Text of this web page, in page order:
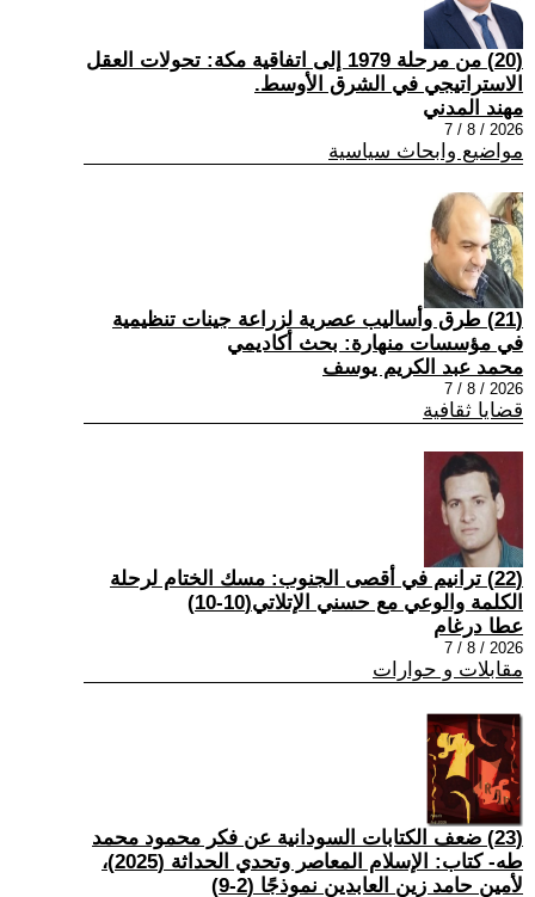
(20) من مرحلة 1979 إلى اتفاقية مكة: تحولات العقل
الاستراتيجي في الشرق الأوسط.
مهند المدني
2026 / 8 / 7
مواضيع وابحاث سياسية
(21) طرق وأساليب عصرية لزراعة جينات تنظيمية
في مؤسسات منهارة: بحث أكاديمي
محمد عبد الكريم يوسف
2026 / 8 / 7
قضايا ثقافية
(22) ترانيم في أقصى الجنوب: مسك الختام لرحلة
الكلمة والوعي مع حسني الإتلاتي(10-10)
عطا درغام
2026 / 8 / 7
مقابلات و حوارات
(23) ضعف الكتابات السودانية عن فكر محمود محمد
طه- كتاب: الإسلام المعاصر وتحدي الحداثة (2025)،
لأمين حامد زين العابدين نموذجًا (2-9)